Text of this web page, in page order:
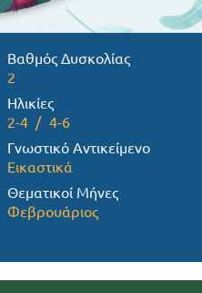
Βαθμός Δυσκολίας
2
Ηλικίες
2-4
4-6
Γνωστικό Αντικείμενο
Εικαστικά
Θεματικοί Μήνες
Φεβρουάριος